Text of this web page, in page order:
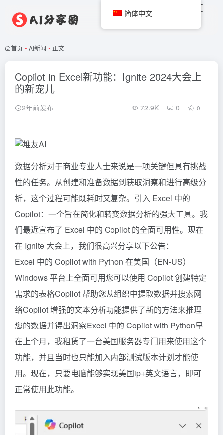
首页 • AI新闻 • 正文
Copilot in Excel新功能：Ignite 2024大会上
的新宠儿
2年前发布 72.9K 0 0
数据分析对于商业专业人士来说是一项关键但具有挑战
性的任务。从创建和准备数据到获取洞察和进行高级分
析，这个过程可能既耗时又复杂。引入 Excel 中的
Copilot：一个旨在简化和转变数据分析的强大工具。我
们最近宣布了 Excel 中的 Copilot 的全面可用性。现在
在 Ignite 大会上，我们很高兴分享以下公告：
Excel 中的 Copilot with Python 在美国（EN-US）
Windows 平台上全面可用您可以使用 Copilot 创建特定
需求的表格Copilot 帮助您从组织中提取数据并搜索网
络Copilot 增强的文本分析功能提供了新的方法来推理
您的数据并得出洞察Excel 中的 Copilot with Python早
在上个月，我租赁了一台美国服务器专门用来使用这个
功能，并且当时也只能加入内部测试版本计划才能使
用。现在，只要电脑能够实现美国ip+英文语言，即可
正常使用此功能。
简体中文